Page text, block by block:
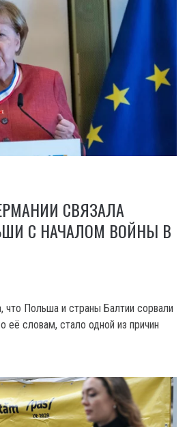
СВЯЗАЛА
С НАЧАЛОМ ВОЙНЫ В
что Польша и страны Балтии сорвали
её словам, стало одной из причин